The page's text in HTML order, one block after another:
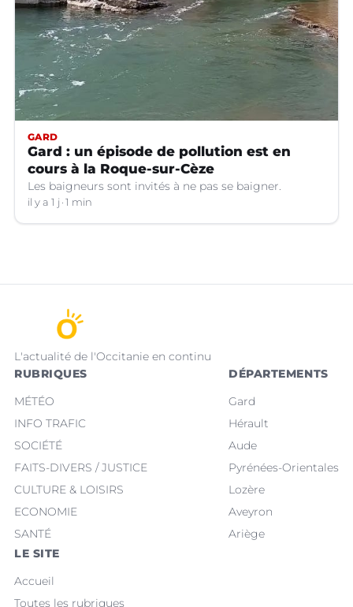
GARD
Gard : un épisode de pollution est en
cours à la Roque-sur-Cèze
Les baigneurs sont invités à ne pas se baigner.
il y a 1 j 1 min
L'actualité de l'Occitanie en continu
RUBRIQUES
MÉTÉO
INFO TRAFIC
SOCIÉTÉ
FAITS-DIVERS / JUSTICE
CULTURE & LOISIRS
ECONOMIE
SANTÉ
DÉPARTEMENTS
Gard
Hérault
Aude
Pyrénées-Orientales
Lozère
Aveyron
Ariège
LE SITE
Accueil
Toutes les rubriques